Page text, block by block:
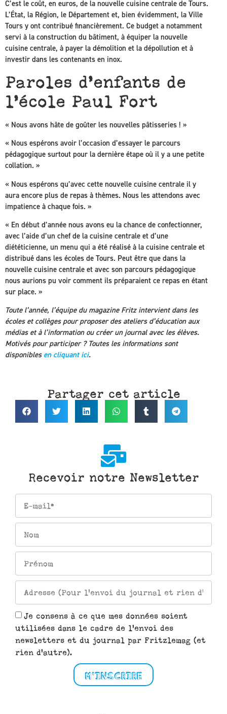
C’est le coût, en euros, de la nouvelle cuisine centrale de Tours.
L’État, la Région, le Département et, bien évidemment, la Ville
Tours y ont contribué financièrement. Ce budget a notamment
servi à la construction du bâtiment, à équiper la nouvelle
cuisine centrale, à payer la démolition et la dépollution et à
investir dans les contenants en inox.
Paroles d’enfants de
l’école Paul Fort
« Nous avons hâte de goûter les nouvelles pâtisseries ! »
« Nous espérons avoir l’occasion d’essayer le parcours
pédagogique surtout pour la dernière étape où il y a une petite
collation. »
« Nous espérons qu’avec cette nouvelle cuisine centrale il y
aura encore plus de repas à thèmes. Nous les attendons avec
impatience à chaque fois. »
« En début d’année nous avons eu la chance de confectionner,
avec l’aide d’un chef de la cuisine centrale et d’une
diététicienne, un menu qui a été réalisé à la cuisine centrale et
distribué dans les écoles de Tours. Peut être que dans la
nouvelle cuisine centrale et avec son parcours pédagogique
nous aurions pu voir comment ils préparaient ce repas en étant
sur place. »
Toute l’année, l’équipe du magazine Fritz intervient dans les
écoles et collèges pour proposer des ateliers d’éducation aux
médias et à l’information ou créer un journal avec les élèves.
Motivés pour participer ? Toutes les informations sont
disponibles en cliquant ici.
Partager cet article
Recevoir notre Newsletter
Je consens à ce que mes données soient
utilisées dans le cadre de l'envoi des
newsletters et du journal par Fritzlemag (et
rien d'autre).
M'INSCRIRE